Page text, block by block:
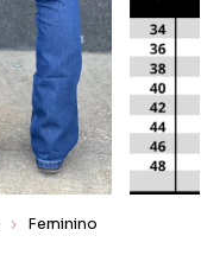
Feminino